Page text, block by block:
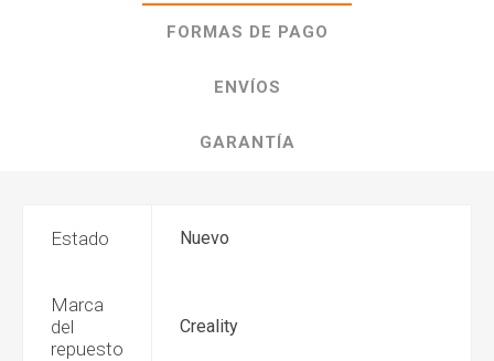
FORMAS DE PAGO
ENVÍOS
GARANTÍA
Estado Nuevo
Marca
del
repuesto
Creality